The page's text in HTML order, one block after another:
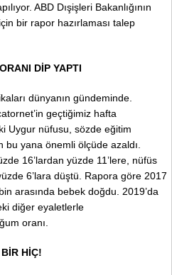
ABD Dışişleri Bakanlığının
bir rapor hazırlaması talep
DİP YAPTI
dünyanın gündeminde.
geçtiğimiz hafta
Uygur nüfusu, sözde eğitim
bu yana önemli ölçüde azaldı.
16’lardan yüzde 11’lere, nüfüs
6’lara düştü. Rapora göre 2017
arasında bebek doğdu. 2019’da
diğer eyaletlerle
oranı.
HİÇ!